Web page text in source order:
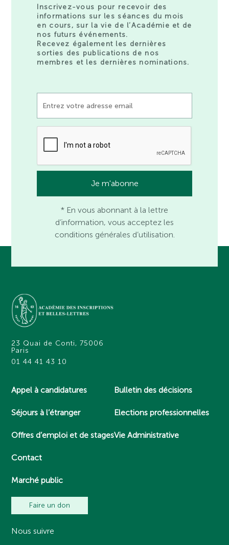
Inscrivez-vous pour recevoir des
informations sur les séances du mois
en cours, sur la vie de l’Académie et de
nos futurs événements.
Recevez également les dernières
sorties des publications de nos
membres et les dernières nominations.
* En vous abonnant à la lettre
d’information, vous acceptez les
conditions générales d’utilisation.
23 Quai de Conti, 75006
Paris
01 44 41 43 10
Appel à candidatures
Séjours à l’étranger
Offres d’emploi et de stages
Contact
Marché public
Bulletin des décisions
Elections professionnelles
Vie Administrative
Faire un don
Nous suivre